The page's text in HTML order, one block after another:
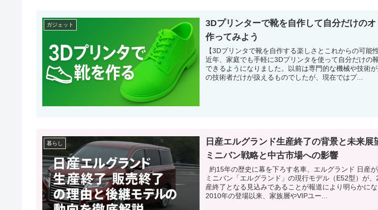
ガジェット
3Dプリンターで靴を自作して自分だけの
作ってみよう
【3Dプリンタで靴を自作する楽しさとこれからの可能
近年、家庭でも手軽に3Dプリンタを使って自分だけの
できるようになりました。以前は専門的な機械や技術
の技術者だけが扱えるものでしたが、現在ではプ...
暮らし
日産エルグランド生産終了の背景と未来展
ミニバン戦略と中古市場への影響
約15年の歴史に幕を下ろす名車、エルグランド 日産
ミニバン「エルグランド」の現行モデル（E52型）が
産終了となる見込みであることが報道により明らかにな
2010年の登場以来、家族層やVIPユー...